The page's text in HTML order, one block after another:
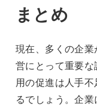
まとめ
現在、多くの企
営にとって重要
用の促進は人手
るでしょう。企